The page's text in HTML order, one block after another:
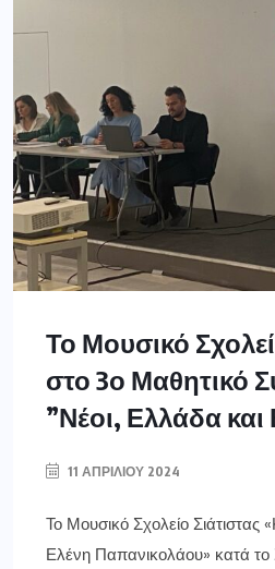
Το Μουσικό
στο 3ο Μαθητικό
”Νέοι, Ελλάδα
11 ΑΠΡΙΛΊΟΥ 2024
Το Μουσικό Σχολείο Σιάτιστας
Ελένη Παπανικολάου» κατά